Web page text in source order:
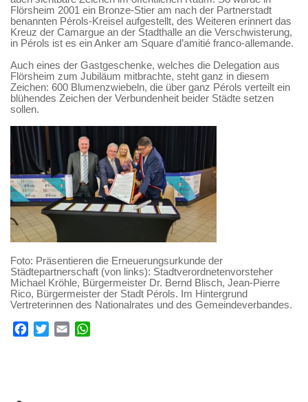
Flörsheim 2001 ein Bronze-Stier am nach der Partnerstadt
benannten Pérols-Kreisel aufgestellt, des Weiteren erinnert das
Kreuz der Camargue an der Stadthalle an die Verschwisterung,
in Pérols ist es ein Anker am Square d’amitié franco-allemande.
Auch eines der Gastgeschenke, welches die Delegation aus
Flörsheim zum Jubiläum mitbrachte, steht ganz in diesem
Zeichen: 600 Blumenzwiebeln, die über ganz Pérols verteilt ein
blühendes Zeichen der Verbundenheit beider Städte setzen
sollen.
Foto: Präsentieren die Erneuerungsurkunde der
Städtepartnerschaft (von links): Stadtverordnetenvorsteher
Michael Kröhle, Bürgermeister Dr. Bernd Blisch, Jean-Pierre
Rico, Bürgermeister der Stadt Pérols. Im Hintergrund
Vertreterinnen des Nationalrates und des Gemeindeverbandes.
FacebookTwitterEmail